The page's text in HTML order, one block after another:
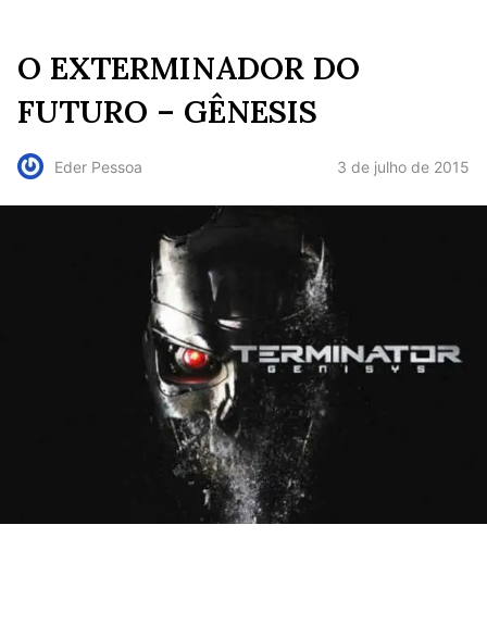
O EXTERMINADOR DO
FUTURO – GÊNESIS
Eder Pessoa 3 de julho de 2015